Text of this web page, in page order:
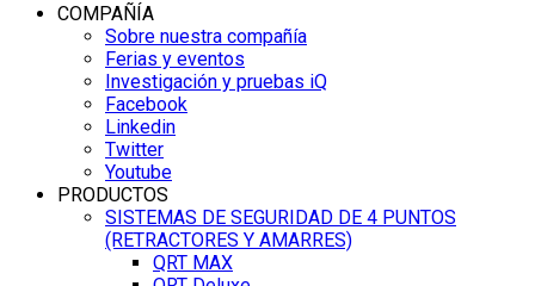
COMPAÑÍA
Sobre nuestra compañía
Ferias y eventos
Investigación y pruebas iQ
Facebook
Linkedin
Twitter
Youtube
PRODUCTOS
SISTEMAS DE SEGURIDAD DE 4 PUNTOS
(RETRACTORES Y AMARRES)
QRT MAX